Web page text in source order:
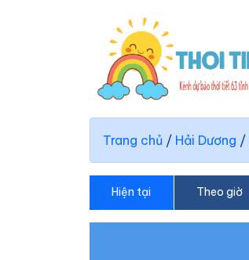
Trang chủ / Hải Dương /
Hiện tại Theo giờ